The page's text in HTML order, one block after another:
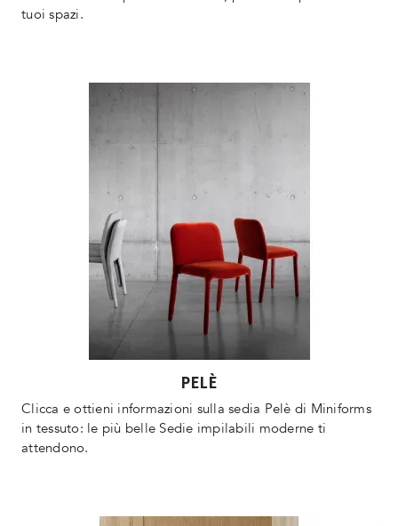
tuoi spazi.
PELÈ
Clicca e ottieni informazioni sulla sedia Pelè di Miniforms
in tessuto: le più belle Sedie impilabili moderne ti
attendono.